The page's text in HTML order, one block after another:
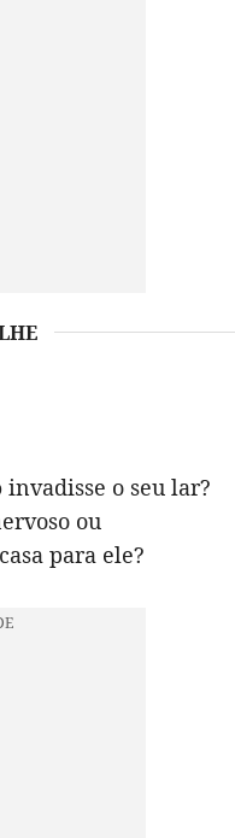
invadisse o seu lar?
ou
para ele?